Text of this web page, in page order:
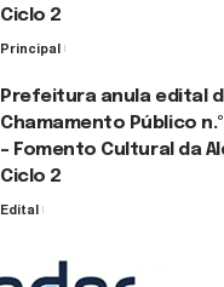
Ciclo 2
Principal
Prefeitura anula edital
Chamamento Público
– Fomento Cultural da
Ciclo 2
Edital